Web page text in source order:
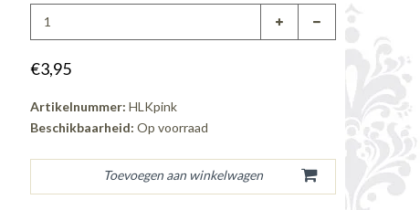
€3,95
Artikelnummer: HLKpink
Beschikbaarheid: Op voorraad